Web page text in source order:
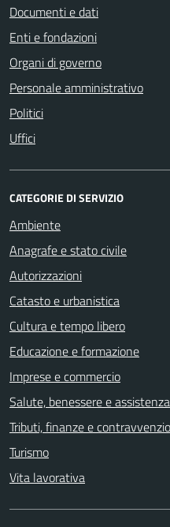
Documenti e dati
Enti e fondazioni
Organi di governo
Personale amministrativo
Politici
Uffici
CATEGORIE DI SERVIZIO
Ambiente
Anagrafe e stato civile
Autorizzazioni
Catasto e urbanistica
Cultura e tempo libero
Educazione e formazione
Imprese e commercio
Salute, benessere e assistenza
Tributi, finanze e
Turismo
Vita lavorativa